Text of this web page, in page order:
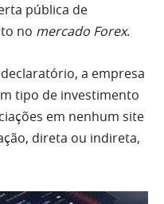
pública de
no mercado Forex.
a empresa
tipo de investimento
em nenhum site
direta ou indireta,